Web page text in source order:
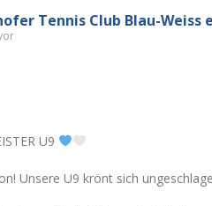
Tennis Club Blau-Weiss
U9
Unsere U9 krönt sich